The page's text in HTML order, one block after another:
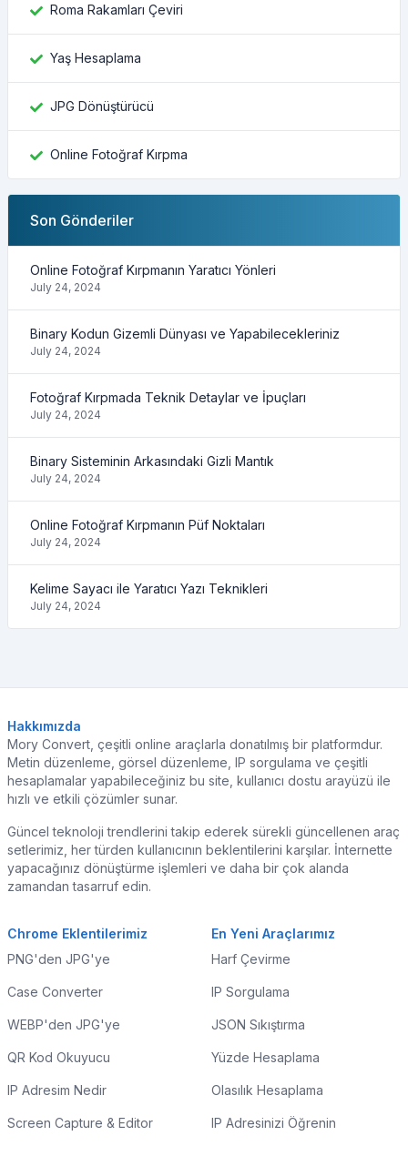
Roma Rakamları Çeviri
Yaş Hesaplama
JPG Dönüştürücü
Online Fotoğraf Kırpma
Son Gönderiler
Online Fotoğraf Kırpmanın Yaratıcı Yönleri
July 24, 2024
Binary Kodun Gizemli Dünyası ve Yapabilecekleriniz
July 24, 2024
Fotoğraf Kırpmada Teknik Detaylar ve İpuçları
July 24, 2024
Binary Sisteminin Arkasındaki Gizli Mantık
July 24, 2024
Online Fotoğraf Kırpmanın Püf Noktaları
July 24, 2024
Kelime Sayacı ile Yaratıcı Yazı Teknikleri
July 24, 2024
Hakkımızda
Mory Convert, çeşitli online araçlarla donatılmış bir platformdur.
Metin düzenleme, görsel düzenleme, IP sorgulama ve çeşitli
hesaplamalar yapabileceğiniz bu site, kullanıcı dostu arayüzü ile
hızlı ve etkili çözümler sunar.
Güncel teknoloji trendlerini takip ederek sürekli güncellenen araç
setlerimiz, her türden kullanıcının beklentilerini karşılar. İnternette
yapacağınız dönüştürme işlemleri ve daha bir çok alanda
zamandan tasarruf edin.
Chrome Eklentilerimiz
PNG'den JPG'ye
Case Converter
WEBP'den JPG'ye
QR Kod Okuyucu
IP Adresim Nedir
Screen Capture & Editor
En Yeni Araçlarımız
Harf Çevirme
IP Sorgulama
JSON Sıkıştırma
Yüzde Hesaplama
Olasılık Hesaplama
IP Adresinizi Öğrenin